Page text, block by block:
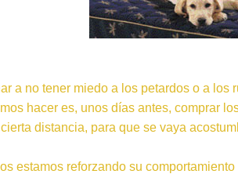
a no tener miedo a los petardos o a
hacer es, unos días antes, comprar
distancia, para que se vaya
estamos reforzando su comportamiento